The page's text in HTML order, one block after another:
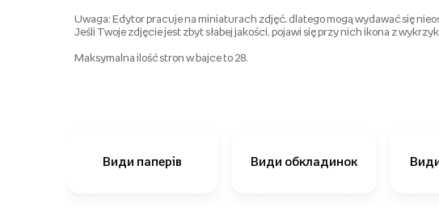
Uwaga: Edytor pracuje na miniaturach zdjęć, dlatego mogą wydawać się
Jeśli Twoje zdjęcie jest zbyt słabej jakości, pojawi się przy nich ikona z
Maksymalna ilość stron w bajce to 28.
Види паперів Види обкладинок